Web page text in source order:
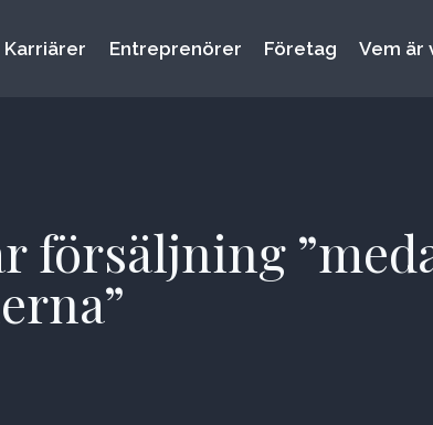
Karriärer Entreprenörer Företag Vem är
försäljning